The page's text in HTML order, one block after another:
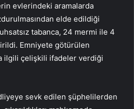
evlerindeki aramalarda
elde edildiği
tabanca, 24 mermi ile 4
Emniyete götürülen
ilgili çelişkili ifadeler verdiği
sevk edilen şüphelilerden